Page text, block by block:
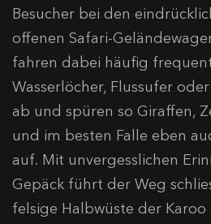
Besucher bei den
offenen Safari-
fahren dabei häufig
Wasserlöcher, Flussufer
ab und spüren so Giraffen,
und im besten Falle eben
auf. Mit unvergesslichen
Gepäck führt der Weg
felsige Halbwüste der